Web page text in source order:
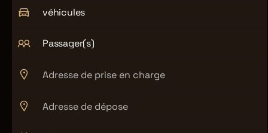
véhicules
Passager(s)